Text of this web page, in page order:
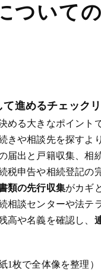
ついて
進めるチェック
める大きなポイント
きや相談先を探すよ
届出と戸籍収集、
税申告や相続登記の
類の先行収集がカギ
相談センターや法テ
高や名義を確認し、
紙1枚で全体像を整理）